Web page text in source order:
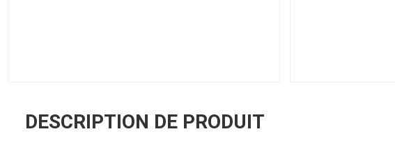
DESCRIPTION DE PRODUIT